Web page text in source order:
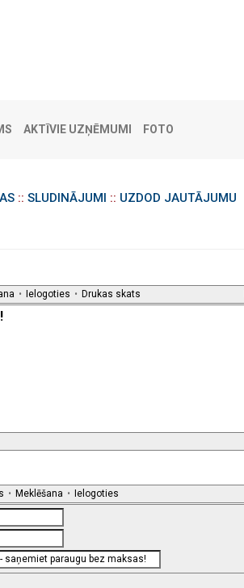
AKTĪVIE UZŅĒMUMI FOTO
:: SLUDINĀJUMI :: UZDOD JAUTĀJUMU
• Ielogoties • Drukas skats
• Meklēšana • Ielogoties